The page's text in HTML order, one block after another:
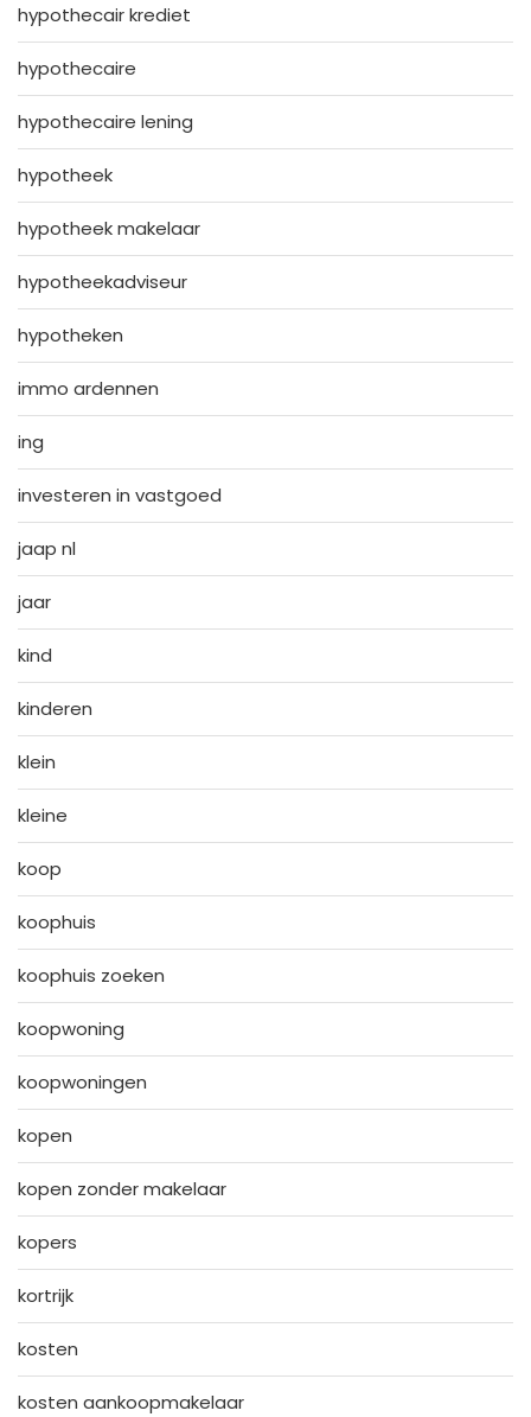
hypothecair krediet
hypothecaire
hypothecaire lening
hypotheek
hypotheek makelaar
hypotheekadviseur
hypotheken
immo ardennen
ing
investeren in vastgoed
jaap nl
jaar
kind
kinderen
klein
kleine
koop
koophuis
koophuis zoeken
koopwoning
koopwoningen
kopen
kopen zonder makelaar
kopers
kortrijk
kosten
kosten aankoopmakelaar